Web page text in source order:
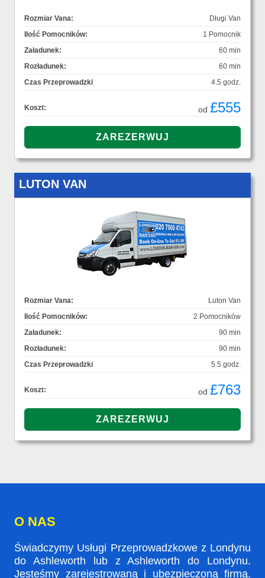
Rozmiar Vana:
Długi Van
Ilość Pomocników:
1 Pomocnik
Załadunek:
60 min
Rozładunek:
60 min
Czas Przeprowadzki
4.5 godz.
Koszt: od £555
LUTON VAN
Rozmiar Vana:
Luton Van
Ilość Pomocników:
2 Pomocników
Załadunek:
90 min
Rozładunek:
90 min
Czas Przeprowadzki
5.5 godz.
Koszt: od £763
O NAS
Świadczymy Usługi Przeprowadzkowe z Londynu
do Ashleworth lub z Ashleworth do Londynu.
Jesteśmy zarejestrowaną i ubezpieczoną firmą.